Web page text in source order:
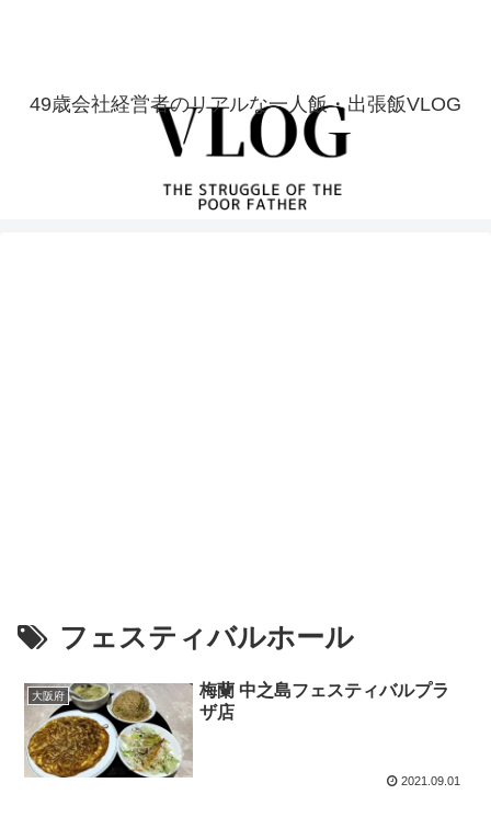
49歳会社経営者のリアルな一人飯・出張飯VLOG
フェスティバルホール
大阪府
梅蘭 中之島フェスティバルプラ
ザ店
2021.09.01